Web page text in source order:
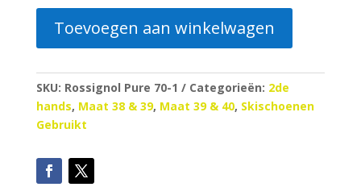
Toevoegen aan winkelwagen
SKU: Rossignol Pure 70-1 Categorieën: 2de
hands, Maat 38 & 39, Maat 39 & 40, Skischoenen
Gebruikt